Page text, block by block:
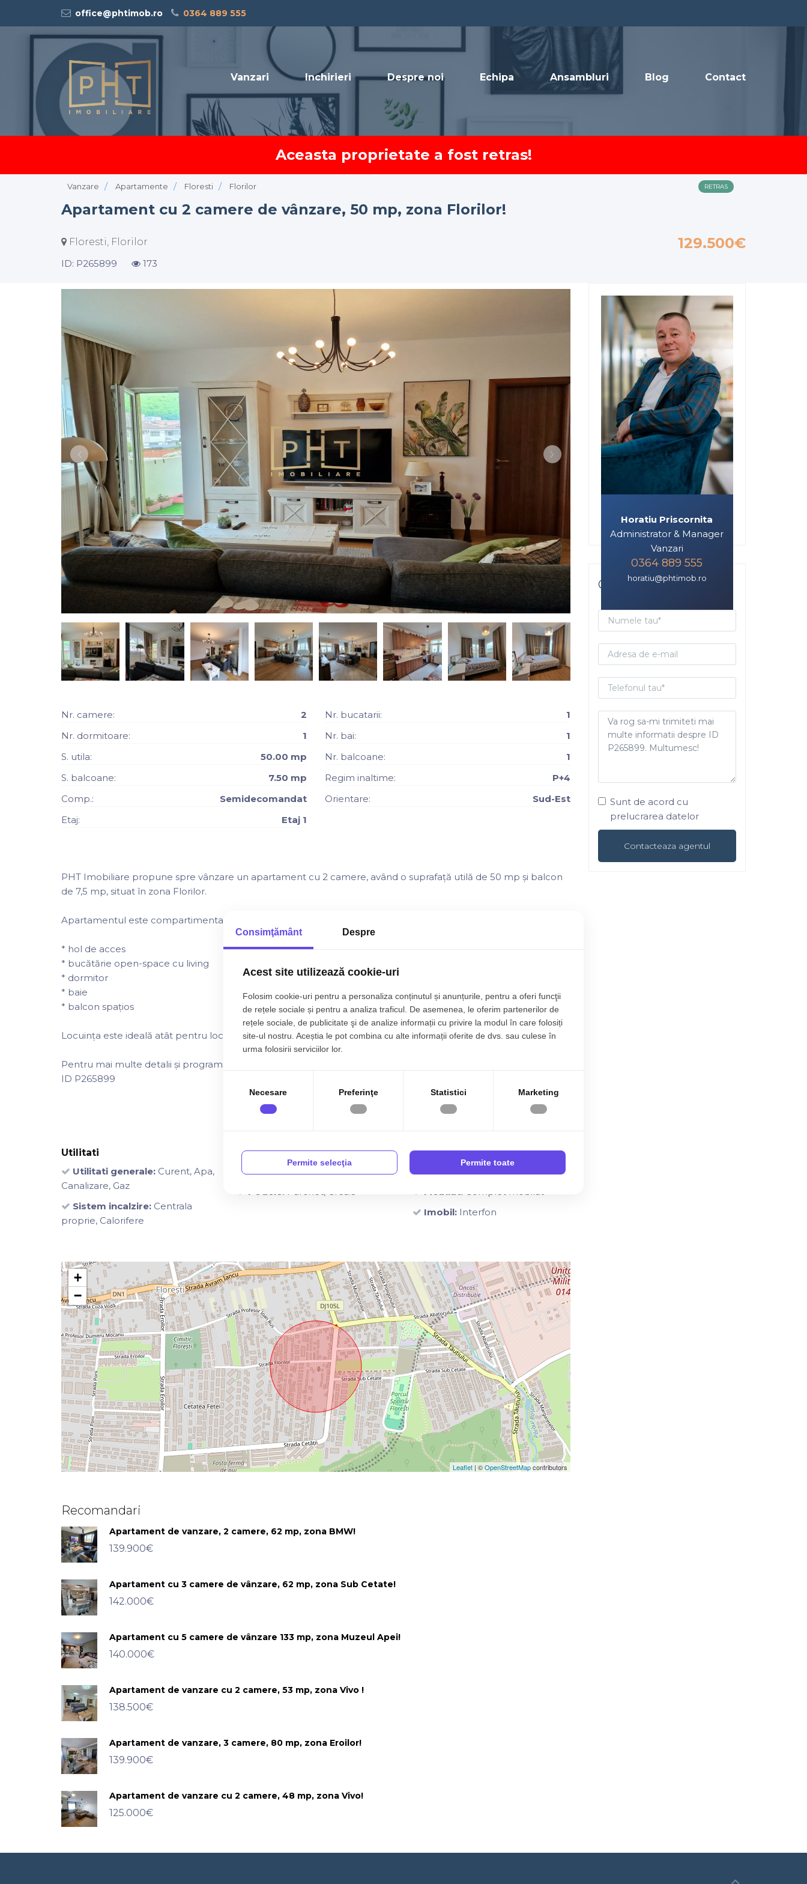
office@phtimob.ro 0364 889 555
Vanzari Inchirieri Despre noi Echipa Ansambluri Blog Contact
Aceasta proprietate a fost retras!
Vanzare Apartamente Floresti Florilor RETRAS
Apartament cu 2 camere de vânzare, 50 mp, zona Florilor!
Floresti, Florilor 129.500€
ID: P265899 173
Nr. camere:
2
Nr. dormitoare:
1
S. utila:
50.00 mp
S. balcoane:
7.50 mp
Comp.:
Semidecomandat
Etaj:
Etaj 1
Nr. bucatarii:
1
Nr. bai:
1
Nr. balcoane:
1
Regim inaltime:
P+4
Orientare:
Sud-Est
PHT Imobiliare propune spre vânzare un apartament cu 2 camere, având o suprafață utilă de 50 mp și balcon
de 7,5 mp, situat în zona Florilor.
Apartamentul este compartimentat astfel:
* hol de acces
* bucătărie open-space cu living
* dormitor
* baie
* balcon spațios
Locuința este ideală atât pentru locuit, cât și pentru investiție, fiind amplasată într-o zonă liniștită și accesibilă.
Pentru mai multe detalii și programări la vizionare, vă stăm la dispoziție!
ID P265899
Utilitati
Utilitati generale: Curent, Apa,
Canalizare, Gaz
Sistem incalzire: Centrala
proprie, Calorifere
Finisaje
Pereti:Vopsea lavabila, Faianta
Podele: Parchet, Gresie
Dotari
Bucatarie Mobilata
Mobilat:Complet mobilat
Imobil:Interfon
+
−
Leaflet| ©OpenStreetMapcontributors
Horatiu Priscornita
Administrator & Manager
Vanzari
0364 889 555
horatiu@phtimob.ro
Contacteaza-ma
Sunt de acord cu
prelucrarea datelor
Recomandari
Apartament de vanzare, 2 camere, 62 mp, zona BMW!
139.900€
Apartament cu 3 camere de vânzare, 62 mp, zona Sub Cetate!
142.000€
Apartament cu 5 camere de vânzare 133 mp, zona Muzeul Apei!
140.000€
Apartament de vanzare cu 2 camere, 53 mp, zona Vivo !
138.500€
Apartament de vanzare, 3 camere, 80 mp, zona Eroilor!
139.900€
Apartament de vanzare cu 2 camere, 48 mp, zona Vivo!
125.000€
Consimţământ Despre
Acest site utilizează cookie-uri
Folosim cookie-uri pentru a personaliza conținutul și anunțurile, pentru a oferi funcţii
de rețele sociale și pentru a analiza traficul. De asemenea, le oferim partenerilor de
rețele sociale, de publicitate şi de analize informații cu privire la modul în care folosiți
site-ul nostru. Aceștia le pot combina cu alte informații oferite de dvs. sau culese în
urma folosirii serviciilor lor.
Necesare Preferinţe Statistici Marketing
Permite selecţia Permite toate